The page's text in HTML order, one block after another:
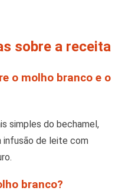
sobre a receita
o molho branco e o
simples do bechamel,
infusão de leite com
branco?